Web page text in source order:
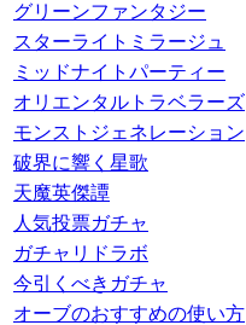
グリーンファンタジー
スターライトミラージュ
ミッドナイトパーティー
オリエンタルトラベラーズ
モンストジェネレーション
破界に響く星歌
天魔英傑譚
人気投票ガチャ
ガチャリドラボ
今引くべきガチャ
オーブのおすすめの使い方